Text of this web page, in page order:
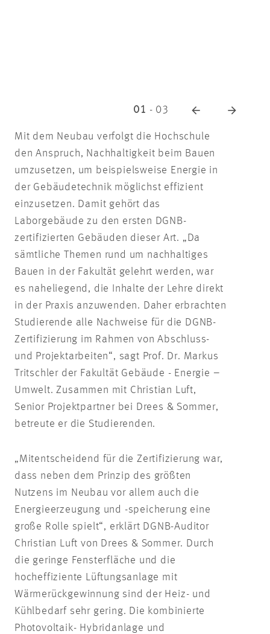
01 - 03
Mit dem Neubau verfolgt die Hochschule
den Anspruch, Nachhaltigkeit beim Bauen
umzusetzen, um beispielsweise Energie in
der Gebäudetechnik möglichst effizient
einzusetzen. Damit gehört das
Laborgebäude zu den ersten DGNB-
zertifizierten Gebäuden dieser Art. „Da
sämtliche Themen rund um nachhaltiges
Bauen in der Fakultät gelehrt werden, war
es naheliegend, die Inhalte der Lehre direkt
in der Praxis anzuwenden. Daher erbrachten
Studierende alle Nachweise für die DGNB-
Zertifizierung im Rahmen von Abschluss-
und Projektarbeiten“, sagt Prof. Dr. Markus
Tritschler der Fakultät Gebäude - Energie –
Umwelt. Zusammen mit Christian Luft,
Senior Projektpartner bei Drees & Sommer,
betreute er die Studierenden.
„Mitentscheidend für die Zertifizierung war,
dass neben dem Prinzip des größten
Nutzens im Neubau vor allem auch die
Energieerzeugung und -speicherung eine
große Rolle spielt“, erklärt DGNB-Auditor
Christian Luft von Drees & Sommer. Durch
die geringe Fensterfläche und die
hocheffiziente Lüftungsanlage mit
Wärmerückgewinnung sind der Heiz- und
Kühlbedarf sehr gering. Die kombinierte
Photovoltaik- Hybridanlage und